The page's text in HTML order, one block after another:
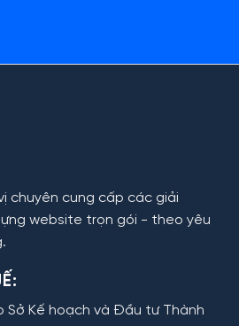
chuyên cung cấp các giải
website trọn gói - theo yêu
Sở Kế hoạch và Đầu tư Thành